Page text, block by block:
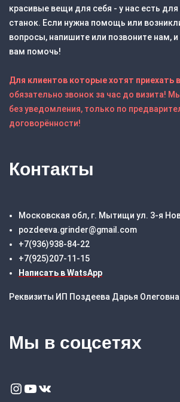
красивые вещи для себя - у нас есть
станок. Если нужна помощь или
вопросы, напишите или позвоните нам,
вам помочь!
Для клиентов которые хотят приехать
обязательно звонок за час до визита!
без уведомления, только по
договорённости!
Контакты
Московская обл, г. Мытищи ул. 3-я
pozdeeva.grinder@gmail.com
+7(936)938-84-22
+7(925)207-11-15
Написать в WatsApp
Реквизиты ИП Поздеева Дарья
Мы в соцсетях
Instagram
YouTube
VK